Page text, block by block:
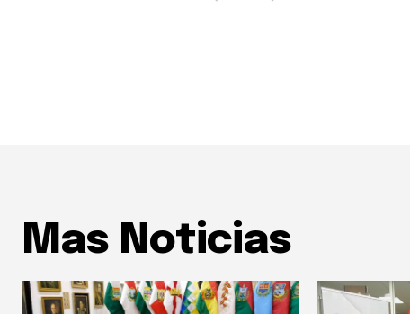
Mas Noticias